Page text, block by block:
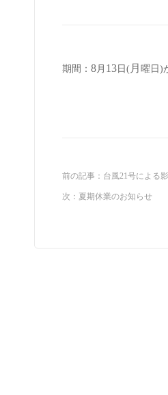
期間： 8月 13 日 ( 月 曜日 )
前の記事： 台風21号による
次： 夏期休業のお知らせ